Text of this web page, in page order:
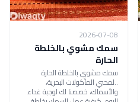
2026-07-08
سمك مشوي بالخلطة
الحارة
سمك مشوي بالخلطة الحارة
..لمحبي المأكولات البحرية،
والأسماك، خصصنا لك لوجبة غداء